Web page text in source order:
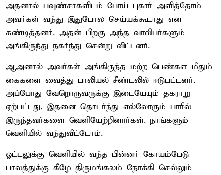
அதனால் பவுண்சர்களிடம் போய் புகார் அளித்தோம்
அவர்கள் வந்து இதுபோல செய்யக்கூடாது என
கண்டித்தனர். அதன் பிறகு அந்த வாலிபர்களும்
அங்கிருந்து நகர்ந்து சென்று விட்டனர்.
ஆஅனால் அவர்கள் அங்கிருந்த மற்ற பெண்கள் மீதும்
கைகளை வைத்து பாலியல் சீண்டலில் ஈடுபட்டனர்.
அப்போது வேறொருவருக்கு இடையேயும் தகராறு
ஏற்பட்டது. இதனை தொடர்ந்து எல்லோரும் பாரில்
இருந்தவர்களை வெளியேற்றினார்கள். நாங்களும்
வெளியில் வந்துவிட்டோம்.
ஓட்டலுக்கு வெளியில் வந்த பின்னர் கோயம்பேடு
பாலத்துக்கு கீழே திருமங்கலம் நோக்கி செல்லும்